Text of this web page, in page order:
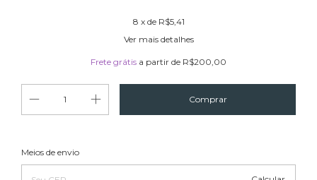
8 x de R$5,41
Ver mais detalhes
Frete grátis a partir de R$200,00
Entregas para o CEP:
Meios de envio